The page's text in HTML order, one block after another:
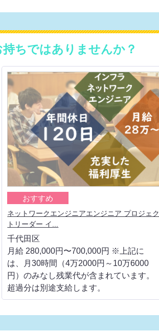
ちではありませんか？
おすすめ
ネットワークエンジニアエンジニア プロジェク
トリーダー イ...
千代田区
月給 280,000円〜700,000円 ※上記に
は、月30時間（4万2000円～10万6000
円）のみなし残業代が含まれています。
超過分は別途支給します。